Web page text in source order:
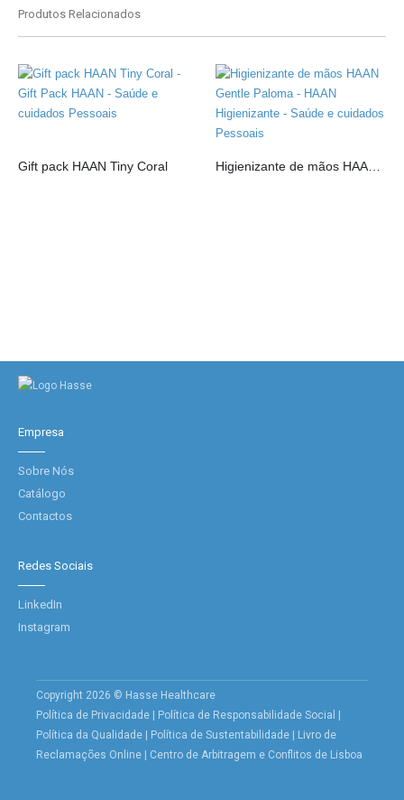
Produtos Relacionados
Gift pack HAAN Tiny Coral Higienizante de mãos HAAN Gentle Paloma
Empresa
Sobre Nós
Catálogo
Contactos
Redes Sociais
LinkedIn
Instagram
Copyright 2026 © Hasse Healthcare
Política de Privacidade
Política de Responsabilidade Social
Política da Qualidade
Política de Sustentabilidade
Livro de
Reclamações Online
Centro de Arbitragem e Conflitos de Lisboa